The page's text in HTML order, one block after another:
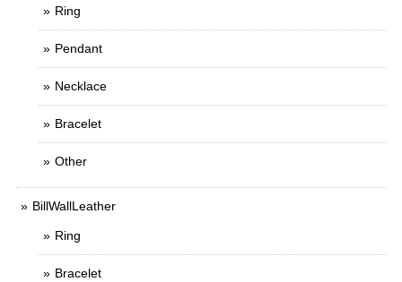
Ring
Pendant
Necklace
Bracelet
Other
BillWallLeather
Ring
Bracelet